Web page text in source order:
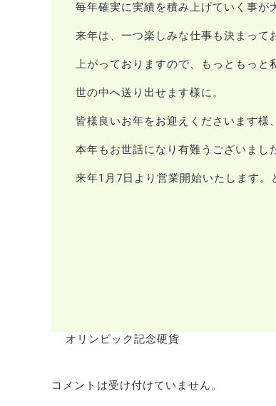
毎年確実に実績を積み上げていく事が
来年は、一つ楽しみな仕事も決まって
上がっておりますので、もっともっと
世の中へ送り出せます様に。
皆様良いお年をお迎えくださいます様
本年もお世話になり有難うございまし
来年1月7日より営業開始いたします。
オリンピック記念硬貨
コメントは受け付けていません。